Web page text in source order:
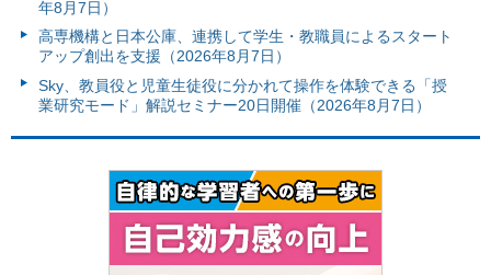
年8月7日）
高専機構と日本公庫、連携して学生・教職員によるスタート
アップ創出を支援（2026年8月7日）
Sky、教員役と児童生徒役に分かれて操作を体験できる「授
業研究モード」解説セミナー20日開催（2026年8月7日）